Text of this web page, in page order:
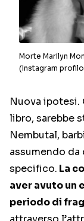
Morte Marilyn
(Instagram
Nuova ipotesi.
libro, sarebbe
Nembutal,
assumendo
specifico. La
aver avuto un
periodo di